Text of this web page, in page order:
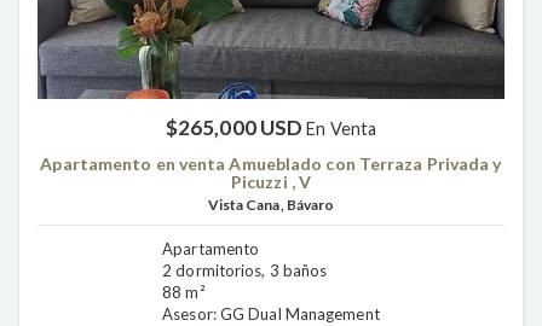
$265,000 USDEn Venta
Apartamento en venta Amueblado con Terraza Privada y
Picuzzi , V
Vista Cana, Bávaro
Apartamento
2 dormitorios, 3 baños
88 m²
Asesor: GG Dual Management